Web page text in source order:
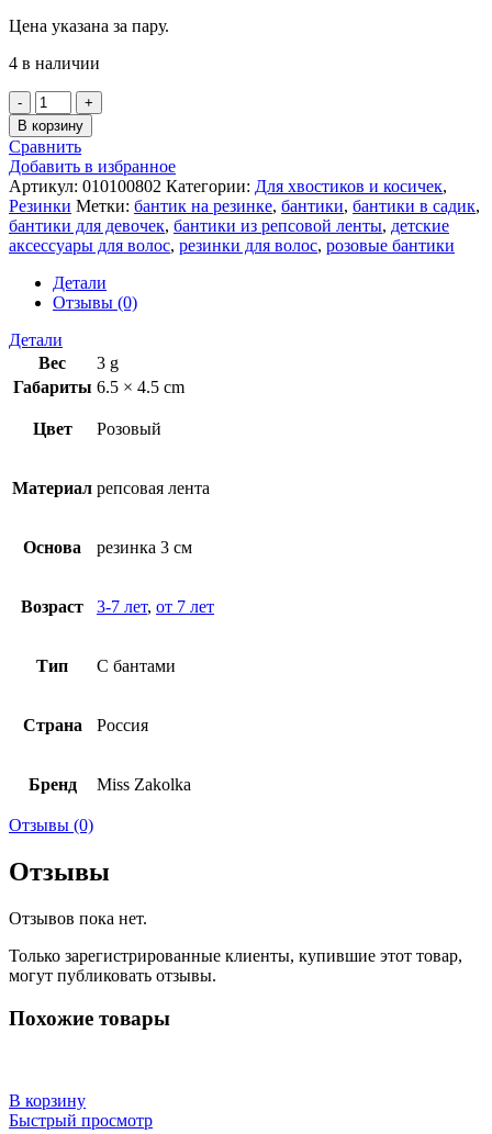
Цена указана за пару.
4 в наличии
Количество
Бантики
розовые
на
резинках
В корзину
Сравнить
Добавить в избранное
Артикул: 010100802 Категории: Для хвостиков и косичек,
Резинки Метки: бантик на резинке, бантики, бантики в садик,
бантики для девочек, бантики из репсовой ленты, детские
аксессуары для волос, резинки для волос, розовые бантики
Детали
Отзывы (0)
Детали
Вес
3 g
Габариты 6.5 × 4.5 cm
Цвет Розовый
Материал репсовая лента
Основа резинка 3 см
Возраст 3-7 лет, от 7 лет
Тип С бантами
Страна Россия
Бренд Miss Zakolka
Отзывы (0)
Отзывы
Отзывов пока нет.
Только зарегистрированные клиенты, купившие этот товар,
могут публиковать отзывы.
Похожие товары
В корзину
Быстрый просмотр